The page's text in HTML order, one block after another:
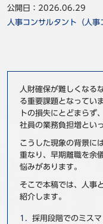
BBSグループネットワ
公開日：2026.06.29
人事コンサルタント（人事
人財確保が難しくなる
る重要課題となってい
トの損失にとどまらず
社員の業務負担増とい
こうした現象の背景に
重なり、早期離職を余
悩みがあります。
そこで本稿では、人事
紹介します。
採用段階でのミスマ